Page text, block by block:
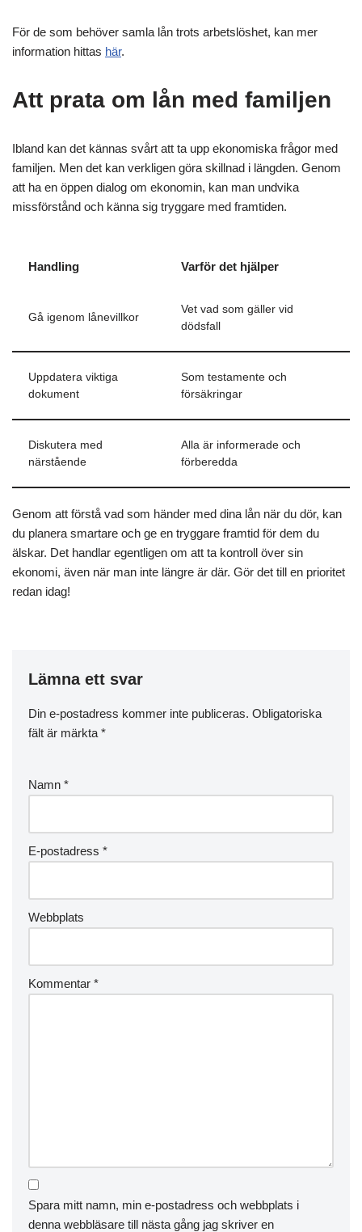
För de som behöver samla lån trots arbetslöshet, kan mer
information hittas här.
Att prata om lån med familjen
Ibland kan det kännas svårt att ta upp ekonomiska frågor med
familjen. Men det kan verkligen göra skillnad i längden. Genom
att ha en öppen dialog om ekonomin, kan man undvika
missförstånd och känna sig tryggare med framtiden.
Handling Varför det hjälper
Gå igenom lånevillkor
Vet vad som gäller vid
dödsfall
Uppdatera viktiga
dokument
Som testamente och
försäkringar
Diskutera med
närstående
Alla är informerade och
förberedda
Genom att förstå vad som händer med dina lån när du dör, kan
du planera smartare och ge en tryggare framtid för dem du
älskar. Det handlar egentligen om att ta kontroll över sin
ekonomi, även när man inte längre är där. Gör det till en prioritet
redan idag!
Lämna ett svar
Din e-postadress kommer inte publiceras. Obligatoriska
fält är märkta *
Namn *
E-postadress *
Webbplats
Kommentar *
Spara mitt namn, min e-postadress och webbplats i
denna webbläsare till nästa gång jag skriver en